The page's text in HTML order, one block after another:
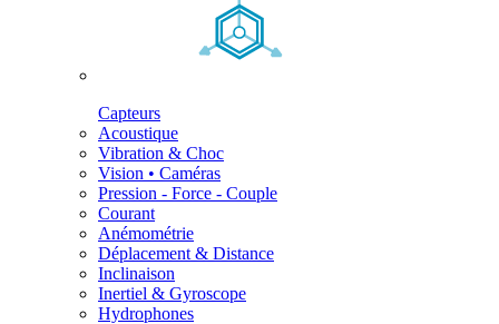
Capteurs
Acoustique
Vibration & Choc
Vision • Caméras
Pression - Force - Couple
Courant
Anémométrie
Déplacement & Distance
Inclinaison
Inertiel & Gyroscope
Hydrophones